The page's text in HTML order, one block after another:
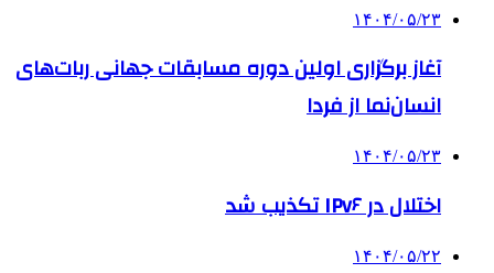
۱۴۰۴/۰۵/۲۳
آغاز برگزاری اولین دوره مسابقات جهانی ربات‌های
انسان‌نما از فردا
۱۴۰۴/۰۵/۲۳
اختلال در IPv۶ تکذیب شد
۱۴۰۴/۰۵/۲۲